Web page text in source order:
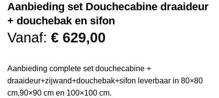
Aanbieding set Douchecabine draaideur
+ douchebak en sifon
Vanaf: € 629,00
Aanbieding complete set douchecabine +
draaideur+zijwand+douchebak+sifon leverbaar in 80×80
cm,90×90 cm en 100×100 cm.